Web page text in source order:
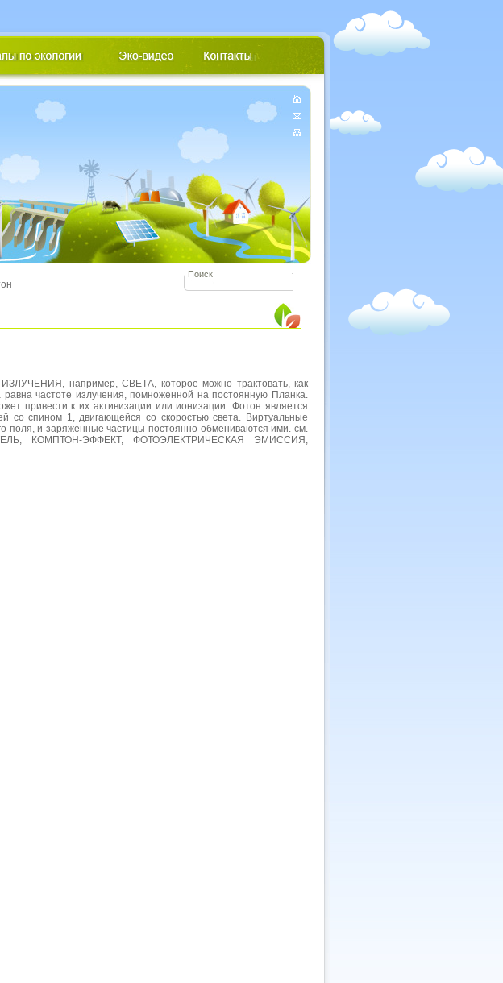
например, СВЕТА, которое можно трактовать, как
частоте излучения, помноженной на постоянную Планка.
привести к их активизации или ионизации. Фотон является
со спином 1, двигающейся со скоростью света. Виртуальные
поля, и заряженные частицы постоянно обмениваются ими. см.
КОМПТОН-ЭФФЕКТ, ФОТОЭЛЕКТРИЧЕСКАЯ ЭМИССИЯ,